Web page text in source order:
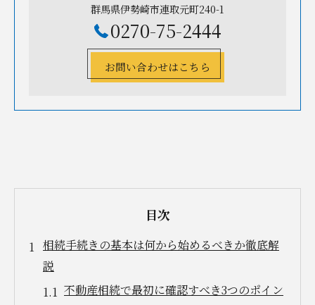
群馬県伊勢崎市連取元町240-1
0270-75-2444
お問い合わせはこちら
目次
相続手続きの基本は何から始めるべきか徹底解
説
不動産相続で最初に確認すべき3つのポイン